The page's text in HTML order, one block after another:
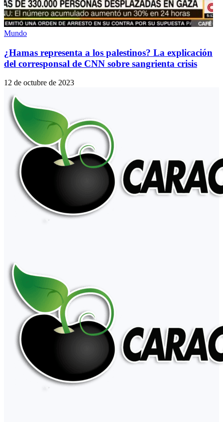
Mundo
¿Hamas representa a los palestinos? La explicación
del corresponsal de CNN sobre sangrienta crisis
12 de octubre de 2023